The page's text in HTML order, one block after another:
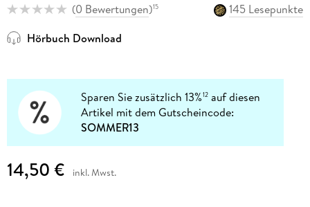
(0 Bewertungen)15
145 Lesepunkte
Hörbuch Download
Sparen Sie zusätzlich 13%12 auf diesen
Artikel mit dem Gutscheincode:
SOMMER13
14,50 € inkl. Mwst.